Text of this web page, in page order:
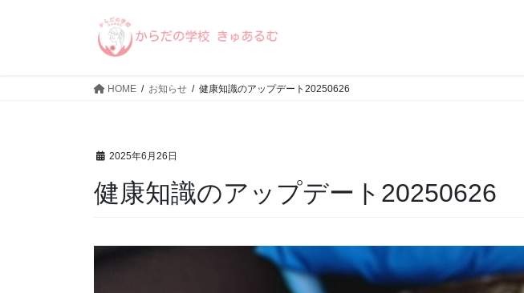
HOME お知らせ 健康知識のアップデート20250626
2025年6月26日
健康知識のアップデート20250626